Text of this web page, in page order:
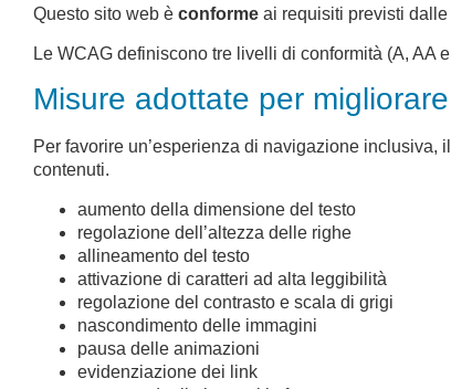
Questo sito web è conforme ai requisiti previsti dalle
Le WCAG definiscono tre livelli di conformità (A, AA
Misure adottate per
Per favorire un’esperienza di navigazione inclusiva,
contenuti.
aumento della dimensione del testo
regolazione dell’altezza delle righe
allineamento del testo
attivazione di caratteri ad alta leggibilità
regolazione del contrasto e scala di grigi
nascondimento delle immagini
pausa delle animazioni
evidenziazione dei link